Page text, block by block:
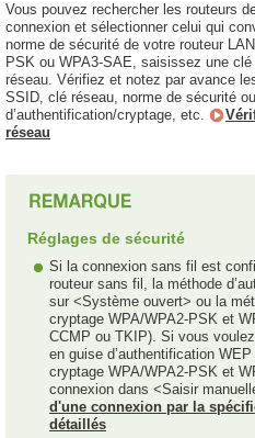
Vous pouvez rechercher les routeurs
connexion et sélectionner celui qui
norme de sécurité de votre routeur
PSK ou WPA3-SAE, saisissez une
réseau. Vérifiez et notez par avance
SSID, clé réseau, norme de sécurité
d’authentification/cryptage, etc.
réseau
Réglages de sécurité
Si la connexion sans fil est
routeur sans fil, la méthode
sur <Système ouvert> ou la
cryptage WPA/WPA2-PSK et
CCMP ou TKIP). Si vous
en guise d’authentification
cryptage WPA/WPA2-PSK et
connexion dans <Saisir
d'une connexion par la
détaillés